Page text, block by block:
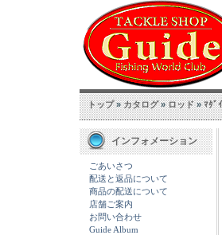
トップ»カタログ»ロッド»ﾏﾀﾞ
インフォメーション
ごあいさつ
配送と返品について
商品の配送について
店舗ご案内
お問い合わせ
Guide Album